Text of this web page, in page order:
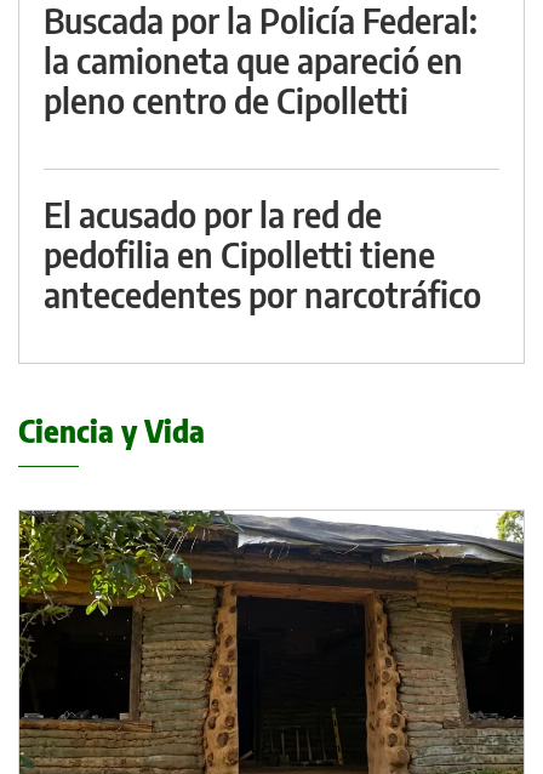
Buscada por la Policía Federal:
la camioneta que apareció en
pleno centro de Cipolletti
El acusado por la red de
pedofilia en Cipolletti tiene
antecedentes por narcotráfico
Ciencia y Vida